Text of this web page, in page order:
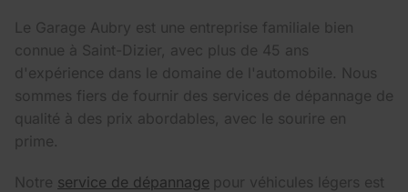
Le Garage Aubry est une entreprise familiale bien
connue à Saint-Dizier, avec plus de 45 ans
d'expérience dans le domaine de l'automobile. Nous
sommes fiers de fournir des services de dépannage de
qualité à des prix abordables, avec le sourire en
prime.
Notre service de dépannage pour véhicules légers est